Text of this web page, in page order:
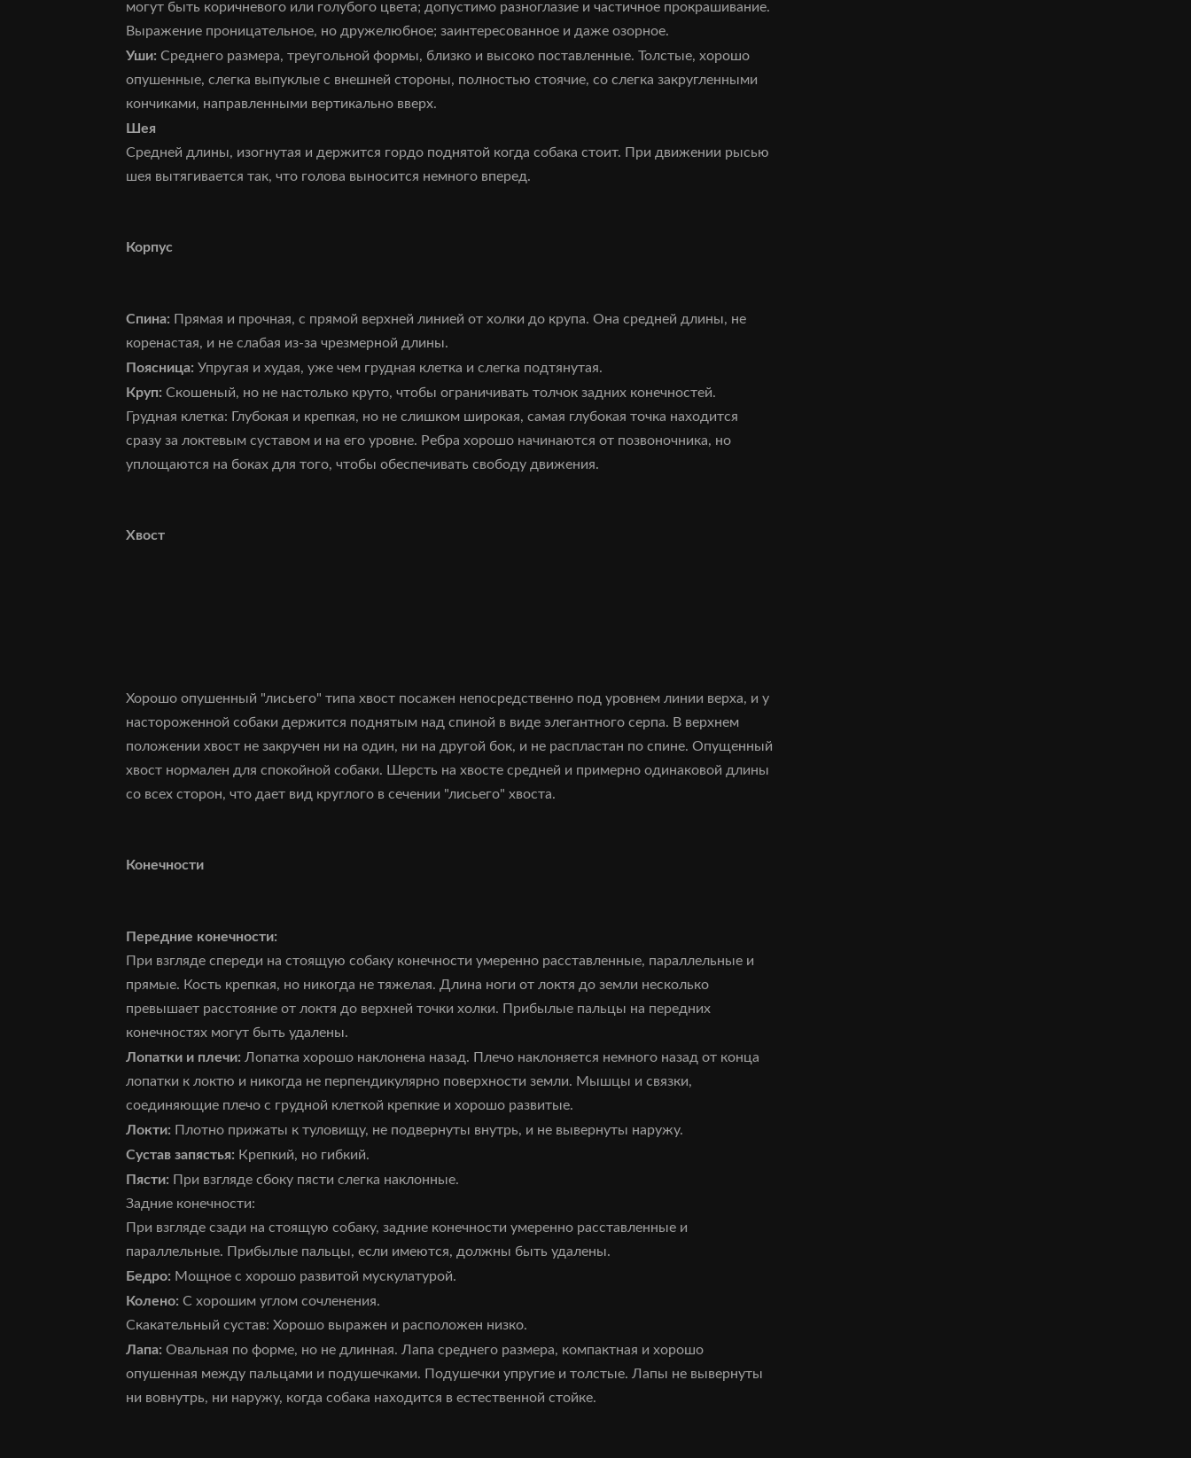
могут быть коричневого или голубого цвета; допустимо разноглазие и частичное прокрашивание.
Выражение проницательное, но дружелюбное; заинтересованное и даже озорное.
Уши: Среднего размера, треугольной формы, близко и высоко поставленные. Толстые, хорошо
опушенные, слегка выпуклые с внешней стороны, полностью стоячие, со слегка закругленными
кончиками, направленными вертикально вверх.
Шея
Средней длины, изогнутая и держится гордо поднятой когда собака стоит. При движении рысью
шея вытягивается так, что голова выносится немного вперед.
Корпус
Спина: Прямая и прочная, с прямой верхней линией от холки до крупа. Она средней длины, не
коренастая, и не слабая из-за чрезмерной длины.
Поясница: Упругая и худая, уже чем грудная клетка и слегка подтянутая.
Круп: Скошеный, но не настолько круто, чтобы ограничивать толчок задних конечностей.
Грудная клетка: Глубокая и крепкая, но не слишком широкая, самая глубокая точка находится
сразу за локтевым суставом и на его уровне. Ребра хорошо начинаются от позвоночника, но
уплощаются на боках для того, чтобы обеспечивать свободу движения.
Хвост
Хорошо опушенный "лисьего" типа хвост посажен непосредственно под уровнем линии верха, и у
настороженной собаки держится поднятым над спиной в виде элегантного серпа. В верхнем
положении хвост не закручен ни на один, ни на другой бок, и не распластан по спине. Опущенный
хвост нормален для спокойной собаки. Шерсть на хвосте средней и примерно одинаковой длины
со всех сторон, что дает вид круглого в сечении "лисьего" хвоста.
Конечности
Передние конечности:
При взгляде спереди на стоящую собаку конечности умеренно расставленные, параллельные и
прямые. Кость крепкая, но никогда не тяжелая. Длина ноги от локтя до земли несколько
превышает расстояние от локтя до верхней точки холки. Прибылые пальцы на передних
конечностях могут быть удалены.
Лопатки и плечи: Лопатка хорошо наклонена назад. Плечо наклоняется немного назад от конца
лопатки к локтю и никогда не перпендикулярно поверхности земли. Мышцы и связки,
соединяющие плечо с грудной клеткой крепкие и хорошо развитые.
Локти: Плотно прижаты к туловищу, не подвернуты внутрь, и не вывернуты наружу.
Сустав запястья: Крепкий, но гибкий.
Пясти: При взгляде сбоку пясти слегка наклонные.
Задние конечности:
При взгляде сзади на стоящую собаку, задние конечности умеренно расставленные и
параллельные. Прибылые пальцы, если имеются, должны быть удалены.
Бедро: Мощное с хорошо развитой мускулатурой.
Колено: С хорошим углом сочленения.
Скакательный сустав: Хорошо выражен и расположен низко.
Лапа: Овальная по форме, но не длинная. Лапа среднего размера, компактная и хорошо
опушенная между пальцами и подушечками. Подушечки упругие и толстые. Лапы не вывернуты
ни вовнутрь, ни наружу, когда собака находится в естественной стойке.